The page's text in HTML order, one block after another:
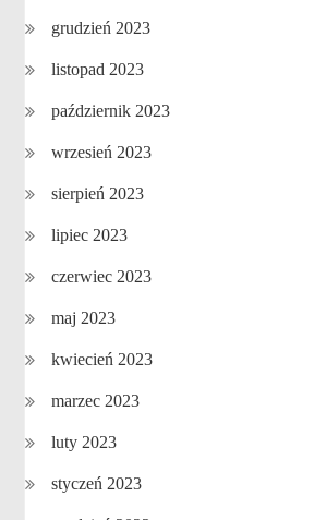
grudzień 2023
listopad 2023
październik 2023
wrzesień 2023
sierpień 2023
lipiec 2023
czerwiec 2023
maj 2023
kwiecień 2023
marzec 2023
luty 2023
styczeń 2023